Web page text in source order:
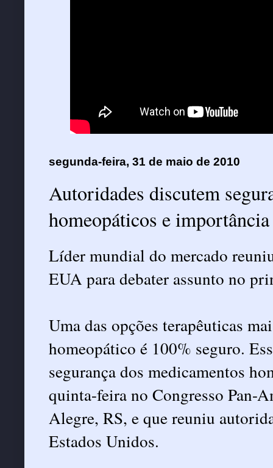
segunda-feira, 31 de maio de 2010
Autoridades discutem
homeopáticos e
Líder mundial do mercado
EUA para debater assunto no
Uma das opções terapêuticas
homeopático é 100% seguro.
segurança dos medicamentos
quinta-feira no Congresso Pan-
Alegre, RS, e que reuniu
Estados Unidos.